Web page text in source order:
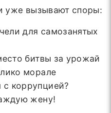
уже вызывают споры:
для самозанятых
битвы за урожай
морале
коррупцией?
жену!